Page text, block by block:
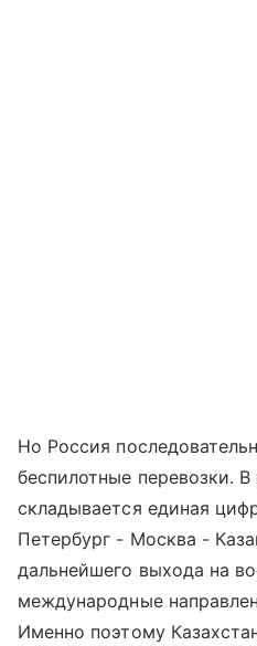
Но Россия
беспилотные перевозки. В
складывается единая
Петербург - Москва -
дальнейшего выхода на
международные
Именно поэтому